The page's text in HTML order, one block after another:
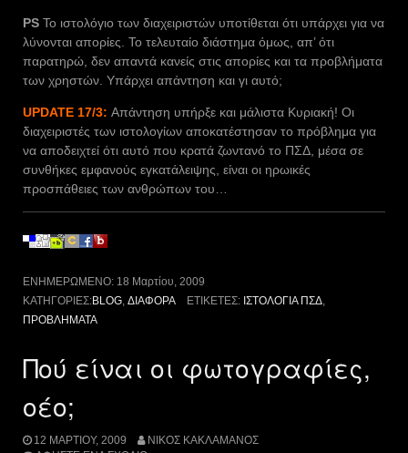
PS Το ιστολόγιο των διαχειριστών υποτίθεται ότι υπάρχει για να
λύνονται απορίες. Το τελευταίο διάστημα όμως, απ’ ότι
παρατηρώ, δεν απαντά κανείς στις απορίες και τα προβλήματα
των χρηστών. Υπάρχει απάντηση και γι αυτό;
UPDATE 17/3: Απάντηση υπήρξε και μάλιστα Κυριακή! Οι
διαχειριστές των ιστολογίων αποκατέστησαν το πρόβλημα για
να αποδειχτεί ότι αυτό που κρατά ζωντανό το ΠΣΔ, μέσα σε
συνθήκες εμφανούς εγκατάλειψης, είναι οι ηρωικές
προσπάθειες των ανθρώπων του…
ΕΝΗΜΕΡΩΜΈΝΟ: 18 Μαρτίου, 2009
ΚΑΤΗΓΟΡΊΕΣ:BLOG, ΔΙΆΦΟΡΑ ΕΤΙΚΈΤΕΣ: ΙΣΤΟΛΌΓΙΑ ΠΣΔ,
ΠΡΟΒΛΉΜΑΤΑ
Πού είναι οι φωτογραφίες,
οέο;
12 ΜΑΡΤΊΟΥ, 2009
ΝΊΚΟΣ ΚΑΚΛΑΜΆΝΟΣ